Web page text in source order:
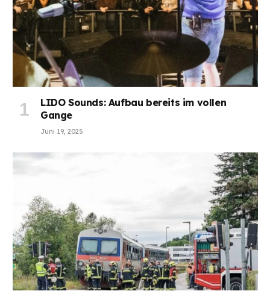
LIDO Sounds: Aufbau bereits im vollen
Gange
Juni 19, 2025